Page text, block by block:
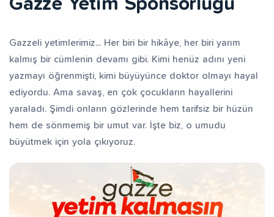
Gazze Yetim Sponsorluğu
Gazzeli yetimlerimiz... Her biri bir hikâye, her biri yarım
kalmış bir cümlenin devamı gibi. Kimi henüz adını yeni
yazmayı öğrenmişti, kimi büyüyünce doktor olmayı hayal
ediyordu. Ama savaş, en çok çocukların hayallerini
yaraladı. Şimdi onların gözlerinde hem tarifsiz bir hüzün
hem de sönmemiş bir umut var. İşte biz, o umudu
büyütmek için yola çıkıyoruz.